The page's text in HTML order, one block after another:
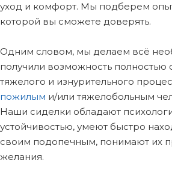
уход и комфорт. Мы подберем
которой вы сможете доверять.
Одним словом, мы делаем всё
получили возможность полностью
тяжелого и изнурительного
пожилым и/или тяжелобольным
Наши сиделки обладают
устойчивостью, умеют быстро
своим подопечным, понимают их
желания.